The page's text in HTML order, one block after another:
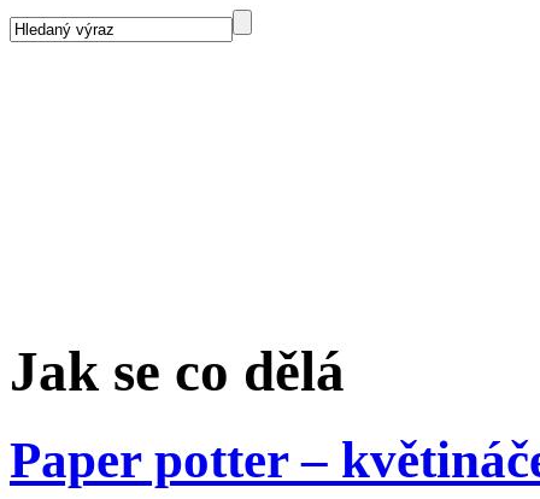
Jak se co dělá
Paper potter –